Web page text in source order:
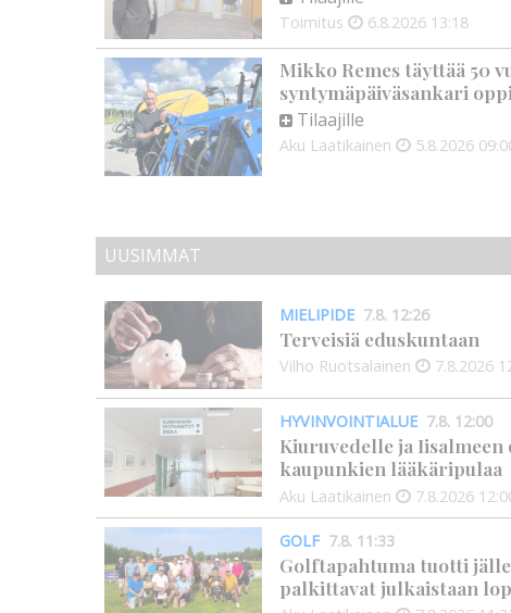
Toimitus 6.8.2026 13:18
Mikko Remes täyttää 50
syntymäpäiväsankari
Tilaajille
Aku Laatikainen 5.8.2026
UUSIMMAT
MIELIPIDE 7.8. 12:26
Terveisiä eduskuntaan
Vilho Ruotsalainen 7.8.2026
HYVINVOINTIALUE 7.8. 12:00
Kiuruvedelle ja
kaupunkien lääkäripulaa
Aku Laatikainen 7.8.2026
GOLF 7.8. 11:33
Golftapahtuma tuotti
palkittavat julkaistaan